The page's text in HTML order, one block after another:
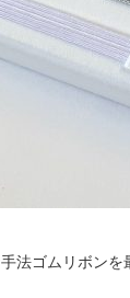
法ゴムリボンを